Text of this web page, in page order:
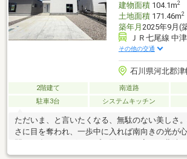
建物面積104.1m2
土地面積171.46m2
築年月 2025年9月(
ＪＲ七尾線 中
その他の交通
石川県河北郡
2階建て 南道路
駐車3台
システムキッチン
ただいま、と言いたくなる、無駄のない美しさ
さに目を奪われ、一歩中に入れば南向きの光が心
間。石友ホームグループが贈るこの家は、北陸の
高断熱窓と制振ダンパーを備えた、永く安心で